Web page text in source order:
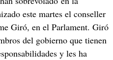
este martes el conseller
Giró, en el Parlament. Giró
del gobierno que tienen
y les ha